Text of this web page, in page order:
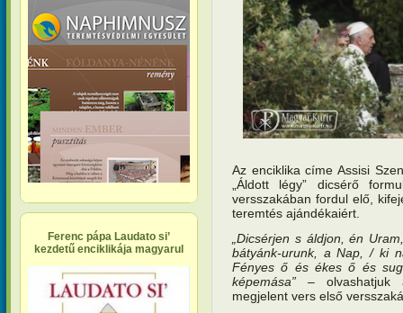
Ferenc pápa Laudato si’
kezdetű enciklikája magyarul
Az enciklika címe Assisi
„Áldott légy” dicsérő
versszakában fordul elő,
teremtés ajándékaiért.
„Dicsérjen s áldjon, én
bátyánk-urunk, a Nap, / ki
Fényes ő és ékes ő és
képemása” – olvashatjuk
megjelent vers első